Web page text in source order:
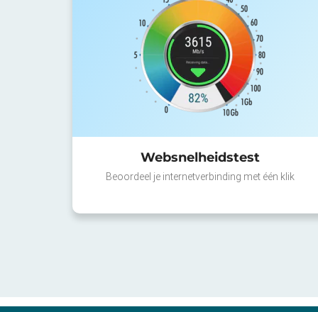
Websnelheidstest
Beoordeel je internetverbinding met één klik